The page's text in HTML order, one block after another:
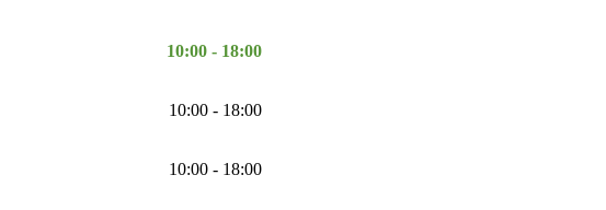
10:00 - 18:00
10:00 - 18:00
10:00 - 18:00